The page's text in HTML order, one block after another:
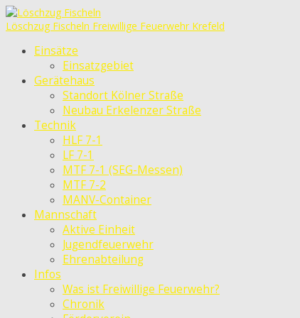
Löschzug Fischeln Freiwillige Feuerwehr Krefeld
Einsätze
Einsatzgebiet
Gerätehaus
Standort Kölner Straße
Neubau Erkelenzer Straße
Technik
HLF 7-1
LF 7-1
MTF 7-1 (SEG-Messen)
MTF 7-2
MANV-Container
Mannschaft
Aktive Einheit
Jugendfeuerwehr
Ehrenabteilung
Infos
Was ist Freiwillige Feuerwehr?
Chronik